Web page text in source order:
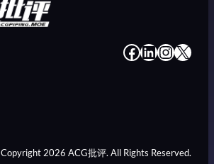
# # # #
Copyright 2026 ACG批评. All Rights Reserved.